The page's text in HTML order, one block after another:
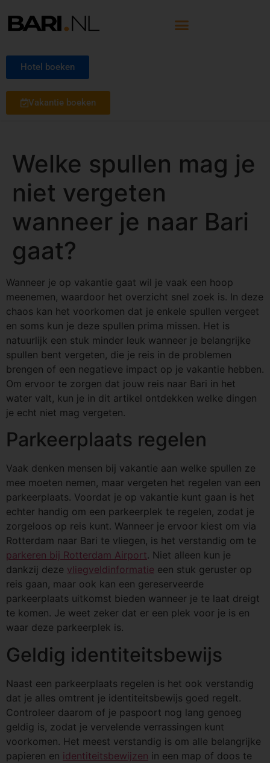
Hotel boeken
Vakantie boeken
Welke spullen mag je
niet vergeten
wanneer je naar Bari
gaat?
Wanneer je op vakantie gaat wil je vaak een hoop
meenemen, waardoor het overzicht snel zoek is. In deze
chaos kan het voorkomen dat je enkele spullen vergeet
en soms kun je deze spullen prima missen. Het is
natuurlijk een stuk minder leuk wanneer je belangrijke
spullen bent vergeten, die je reis in de problemen
brengen of een negatieve impact op je vakantie hebben.
Om ervoor te zorgen dat jouw reis naar Bari in het
water valt, kun je in dit artikel ontdekken welke dingen
je echt niet mag vergeten.
Parkeerplaats regelen
Vaak denken mensen bij vakantie aan welke spullen ze
mee moeten nemen, maar vergeten het regelen van een
parkeerplaats. Voordat je op vakantie kunt gaan is het
echter handig om een parkeerplek te regelen, zodat je
zorgeloos op reis kunt. Wanneer je ervoor kiest om via
Rotterdam naar Bari te vliegen, is het verstandig om te
parkeren bij Rotterdam Airport. Niet alleen kun je
dankzij deze vliegveldinformatie een stuk geruster op
reis gaan, maar ook kan een gereserveerde
parkeerplaats uitkomst bieden wanneer je te laat dreigt
te komen. Je weet zeker dat er een plek voor je is en
waar deze parkeerplek is.
Geldig identiteitsbewijs
Naast een parkeerplaats regelen is het ook verstandig
dat je alles omtrent je identiteitsbewijs goed regelt.
Controleer daarom of je paspoort nog lang genoeg
geldig is, zodat je vervelende verrassingen kunt
voorkomen. Het meest verstandig is om alle belangrijke
papieren en identiteitsbewijzen in een map of doos te